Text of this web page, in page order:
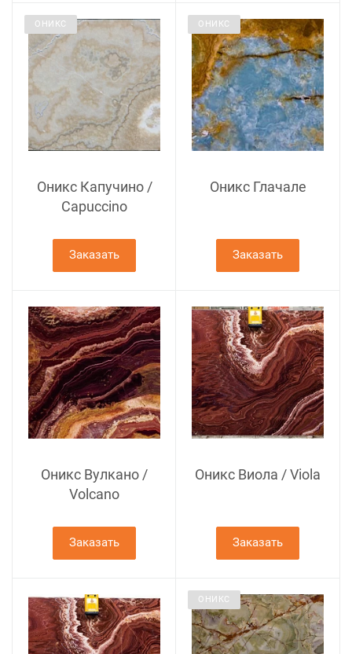
ОНИКС
Оникс Капучино /
Capuccino
Заказать
ОНИКС
Оникс Глачале
Заказать
Оникс Вулкано /
Volcano
Заказать
Оникс Виола / Viola
Заказать
ОНИКС